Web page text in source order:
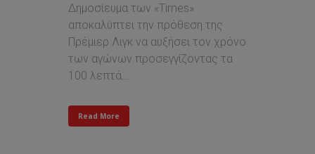
Δημοσίευμα των «Times»
αποκαλύπτει την πρόθεση της
Πρέμιερ Λιγκ να αυξήσει τον χρόνο
των αγώνων προσεγγίζοντας τα
100 λεπτά...
Read More